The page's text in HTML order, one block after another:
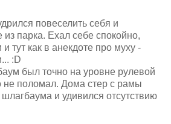
повеселить себя и
парка. Ехал себе спокойно,
тут как в анекдоте про муху -
:D
был точно на уровне рулевой
не поломал. Дома стер с рамы
и удивился отсутствию